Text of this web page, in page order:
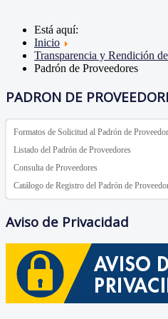
Está aquí:
Inicio
Transparencia y Rendición
Padrón de Proveedores
PADRON DE
Formatos de Solicitud al Padrón de
Listado del Padrón de Proveedores
Consulta de Proveedores
Catálogo de Registro del Padrón de
Aviso de Privacidad